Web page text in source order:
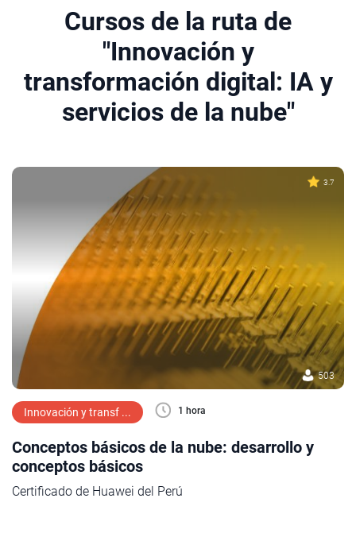
Cursos de la ruta de
"Innovación y
transformación digital: IA y
servicios de la nube"
3.7
503
Innovación y transf ... 1 hora
Conceptos básicos de la nube: desarrollo y
conceptos básicos
Certificado de Huawei del Perú